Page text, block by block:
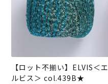
【ロット不揃い】ELVIS＜エ
ルビス＞ col.439B★